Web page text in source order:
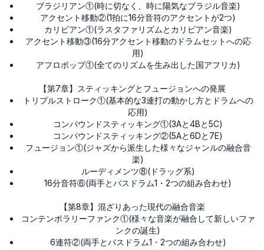
ブラジリアン①(時に切なく、時に陽気なブラジル音楽)
アクセント移動②(1拍に16分音符のアクセントが2つ)
カリビアン①(ラスタファリズムとカリビアン音楽)
アクセント移動③(16分アクセント移動のドラムセットへの応
用)
アフロポップ①(全てのリズムを生み出した国アフリカ)
【第7章】スティッキングとフュージョンへの発展
トリプルストローク①(基本的な3連打の動かし方とドラムへの
応用)
コンパウンドスティッキング①(3Aと4Bと5C)
コンパウンドスティッキング②(5Aと6Dと7E)
フュージョン①(ジャズから派生した様々なジャンルの融合音
楽)
ルーディメンツ⑧(ドラッグ系)
16分音符⑥(両手とバスドラム1・2つの組み合わせ)
【第8章】混ざりあった現代の融合音楽
コンテンポラリーファンク①(様々な音楽が融合して新しいファ
ンクの誕生)
6連符②(両手とバスドラム1・2つの組み合わせ)